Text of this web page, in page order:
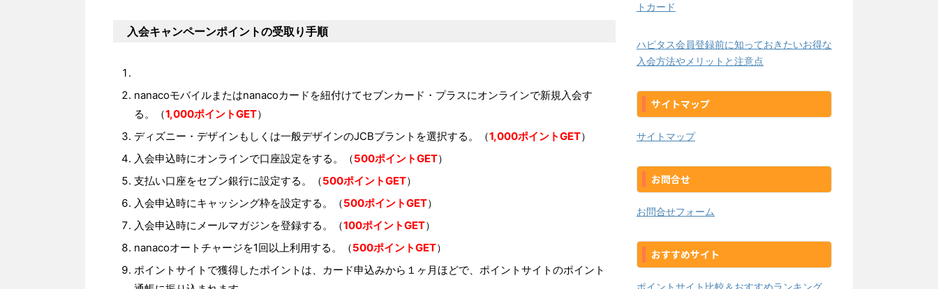
入会キャンペーンポイントの受取り手順
nanacoモバイルまたはnanacoカードを紐付けてセブンカード・プラスにオンラインで新規入会す
る。（1,000ポイントGET）
ディズニー・デザインもしくは一般デザインのJCBブラントを選択する。（1,000ポイントGET）
入会申込時にオンラインで口座設定をする。（500ポイントGET）
支払い口座をセブン銀行に設定する。（500ポイントGET）
入会申込時にキャッシング枠を設定する。（500ポイントGET）
入会申込時にメールマガジンを登録する。（100ポイントGET）
nanacoオートチャージを1回以上利用する。（500ポイントGET）
ポイントサイトで獲得したポイントは、カード申込みから１ヶ月ほどで、ポイントサイトのポイント
トカード
ハピタス会員登録前に知っておきたいお得な
入会方法やメリットと注意点
サイトマップ
サイトマップ
お問合せ
お問合せフォーム
おすすめサイト
ポイントサイト比較＆おすすめランキング